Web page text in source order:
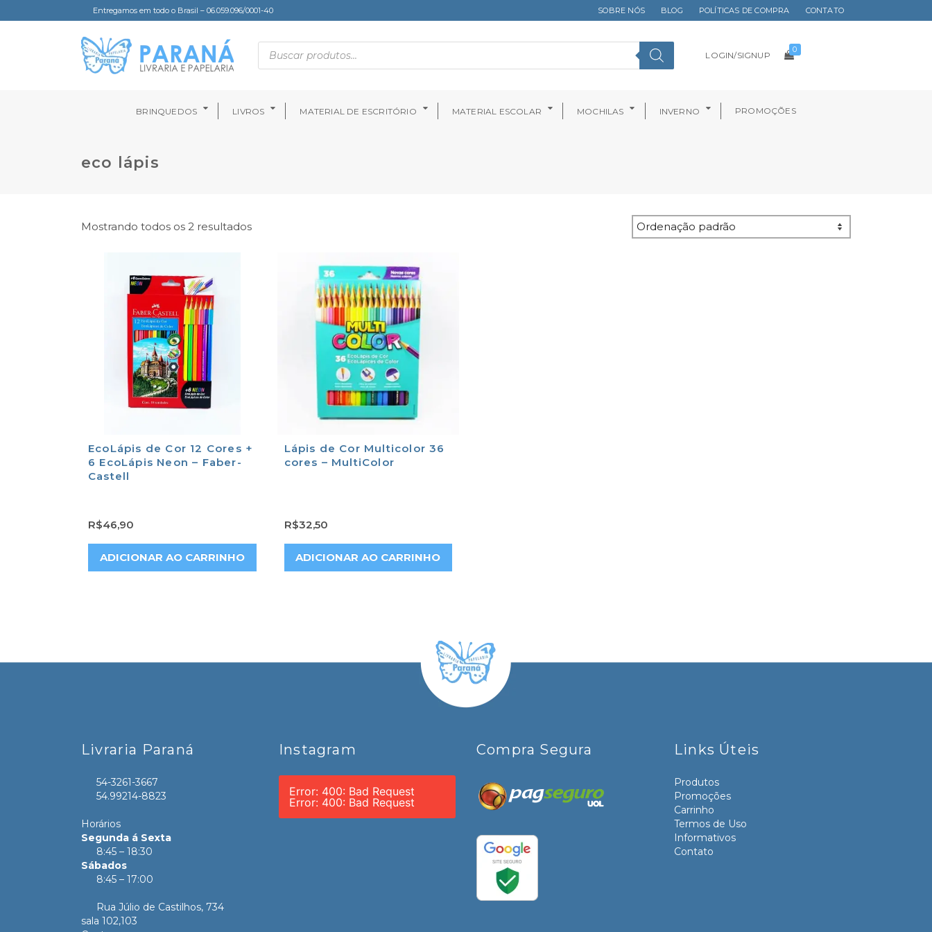
Entregamos em todo o Brasil – 06.059.096/0001-40 SOBRE NÓS BLOG POLÍTICAS DE COMPRA CONTATO
LOGIN/SIGNUP
0
BRINQUEDOS LIVROS MATERIAL DE ESCRITÓRIO MATERIAL ESCOLAR MOCHILAS INVERNO PROMOÇÕES
eco lápis
Mostrando todos os 2 resultados
EcoLápis de Cor 12 Cores +
6 EcoLápis Neon – Faber-
Castell
R$46,90
ADICIONAR AO CARRINHO
Lápis de Cor Multicolor 36
cores – MultiColor
R$32,50
ADICIONAR AO CARRINHO
Livraria Paraná
54-3261-3667
54.99214-8823
Horários
Segunda á Sexta
8:45 – 18:30
Sábados
8:45 – 17:00
Rua Júlio de Castilhos, 734
sala 102,103
Instagram
Error: 400: Bad Request
Error: 400: Bad Request
Compra Segura Links Úteis
Produtos
Promoções
Carrinho
Termos de Uso
Informativos
Contato